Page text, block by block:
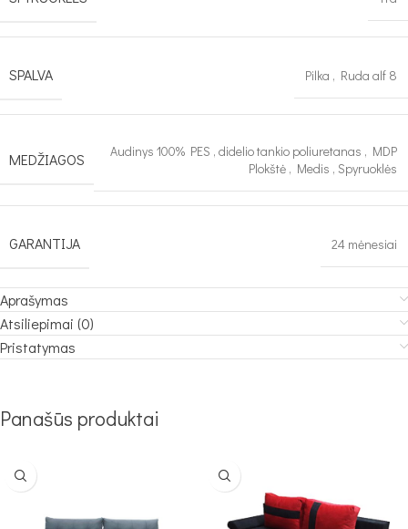
SPALVA Pilka , Ruda alf 8
MEDŽIAGOS Audinys 100% PES , didelio tankio poliuretanas , MDP
Plokštė , Medis , Spyruoklės
GARANTIJA 24 mėnesiai
Aprašymas
Atsiliepimai (0)
Pristatymas
Panašūs produktai